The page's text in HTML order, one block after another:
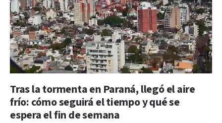
Tras la tormenta en Paraná, llegó el aire
frío: cómo seguirá el tiempo y qué se
espera el fin de semana